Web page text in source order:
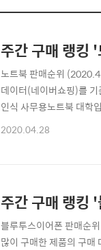
주간 구매 랭
노트북 판매순위
데이터(네이버쇼핑)를
인식 사무용노트북 대학
22020 LG그램 17인치
2020.04.28
주간 구매 랭
블루투스이어폰 판매순
많이 구매한 제품의 구